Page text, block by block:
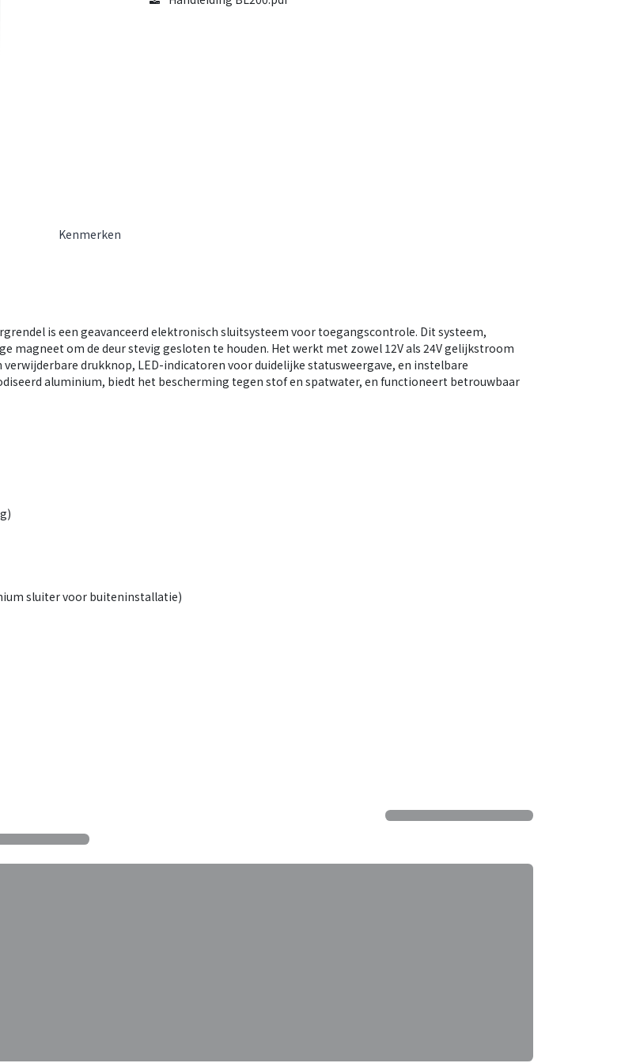
Kenmerken
is een geavanceerd elektronisch sluitsysteem voor toegangscontrole. Dit systeem,
magneet om de deur stevig gesloten te houden. Het werkt met zowel 12V als 24V gelijkstroom
drukknop, LED-indicatoren voor duidelijke statusweergave, en instelbare
aluminium, biedt het bescherming tegen stof en spatwater, en functioneert betrouwbaar
sluiter voor buiteninstallatie)